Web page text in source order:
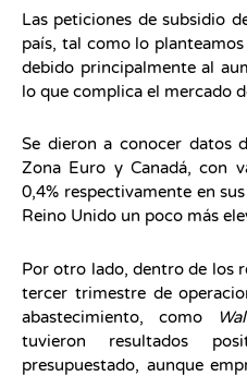
Las peticiones de subsidio
país, tal como lo
debido principalmente al
lo que complica el mercado
Se dieron a conocer datos
Zona Euro y Canadá, con
0,4% respectivamente en
Reino Unido un poco más
Por otro lado, dentro de los
tercer trimestre de
abastecimiento, como
tuvieron resultados
presupuestado, aunque